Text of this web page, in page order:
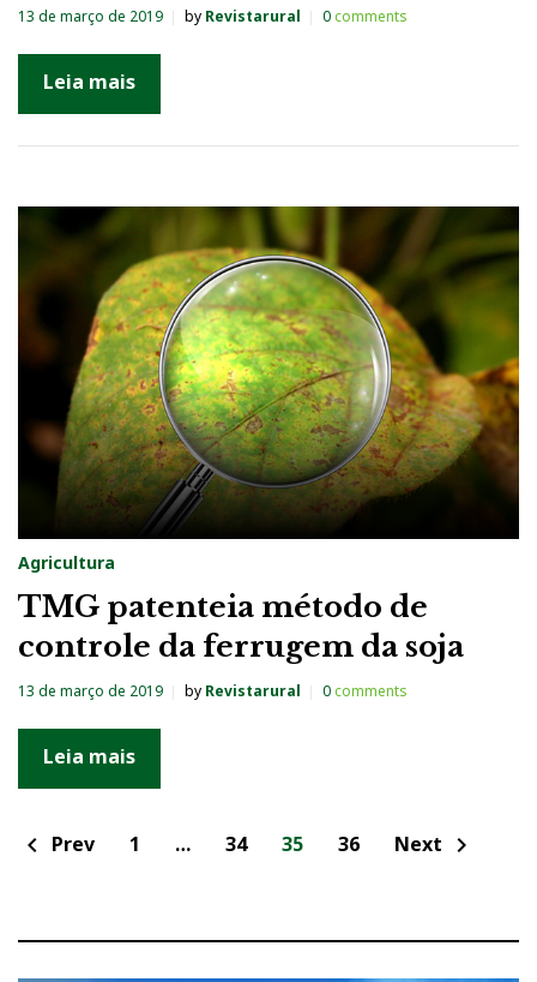
13 de março de 2019 by Revistarural 0comments
Leia mais
Agricultura
TMG patenteia método de
controle da ferrugem da soja
13 de março de 2019 by Revistarural 0comments
Leia mais
N
e
chevron_left Prev 1 … 34 35 36 Next chevron_right